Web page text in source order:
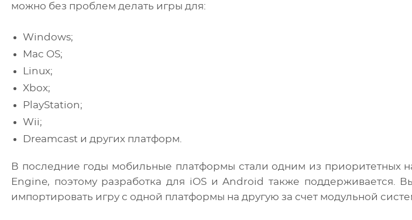
можно без проблем делать игры для:
Windows;
Mac OS;
Linux;
Xbox;
PlayStation;
Wii;
Dreamcast и других платформ.
В последние годы мобильные платформы стали одним из приоритетных
Engine, поэтому разработка для iOS и Android также поддерживается.
импортировать игру с одной платформы на другую за счет модульной